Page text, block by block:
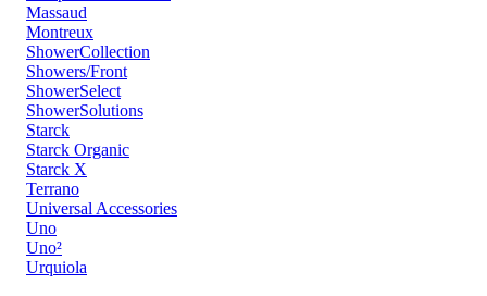
Massaud
Montreux
ShowerCollection
Showers/Front
ShowerSelect
ShowerSolutions
Starck
Starck Organic
Starck X
Terrano
Universal Accessories
Uno
Uno²
Urquiola